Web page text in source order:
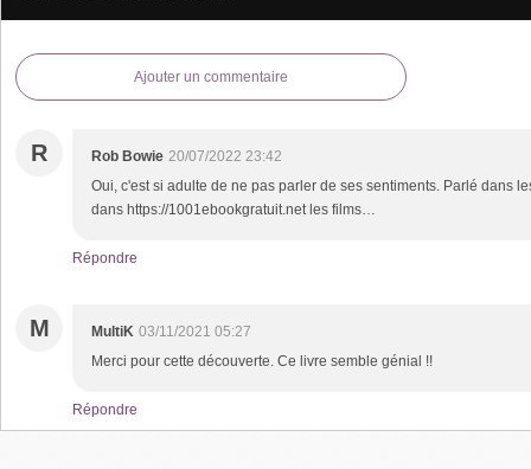
Ajouter un commentaire
R Rob Bowie 20/07/2022 23:42
Oui, c'est si adulte de ne pas parler de ses sentiments. Parlé dans
dans https://1001ebookgratuit.net les films…
Répondre
M MultiK 03/11/2021 05:27
Merci pour cette découverte. Ce livre semble génial !!
Répondre